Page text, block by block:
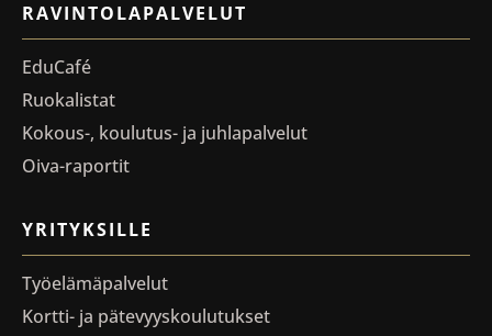
RAVINTOLAPALVELUT
EduCafé
Ruokalistat
Kokous-, koulutus- ja juhlapalvelut
Oiva-raportit
YRITYKSILLE
Työelämäpalvelut
Kortti- ja pätevyyskoulutukset